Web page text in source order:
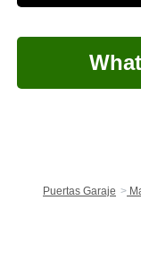
Puertas Garaje